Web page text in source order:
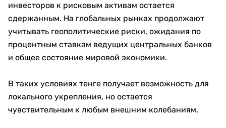
инвесторов к рисковым активам остается
сдержанным. На глобальных рынках продолжают
учитывать геополитические риски, ожидания по
процентным ставкам ведущих центральных банков
и общее состояние мировой экономики.
В таких условиях тенге получает возможность для
локального укрепления, но остается
чувствительным к любым внешним колебаниям.